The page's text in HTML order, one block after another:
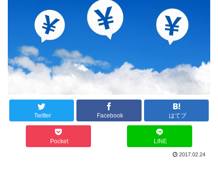
Twitter Facebook はてブ
Pocket LINE
2017.02.24